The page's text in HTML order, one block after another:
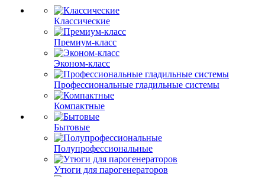
Классические
Премиум-класс
Эконом-класс
Профессиональные гладильные системы
Компактные
Бытовые
Полупрофессиональные
Утюги для парогенераторов